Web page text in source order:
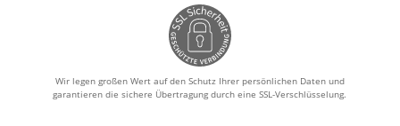
Wir legen großen Wert auf den Schutz Ihrer persönlichen Daten und
garantieren die sichere Übertragung durch eine SSL-Verschlüsselung.